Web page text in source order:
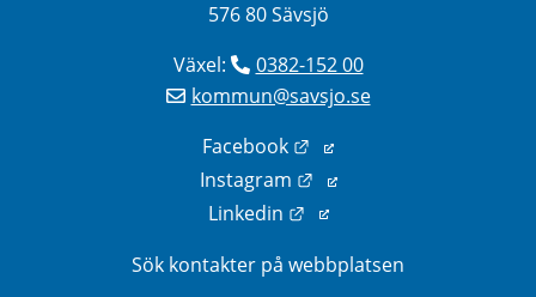
576 80 Sävsjö
Växel:
0382-152 00
kommun@savsjo.se
Facebook
Länk till annan
Instagram
Länk till annan
Linkedin
Länk till annan webbplats.
Sök kontakter på webbplatsen